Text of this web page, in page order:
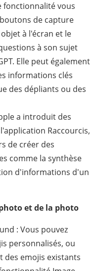
fonctionnalité vous
de capture
à l'écran et le
à son sujet
Elle peut également
informations clés
des dépliants ou des
a introduit des
Raccourcis,
de créer des
comme la synthèse
d'informations d'un
et de la photo
: Vous pouvez
personnalisés, ou
des emojis existants